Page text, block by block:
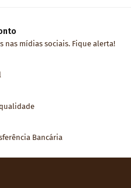
nas mídias sociais. Fique alerta!
Bancária